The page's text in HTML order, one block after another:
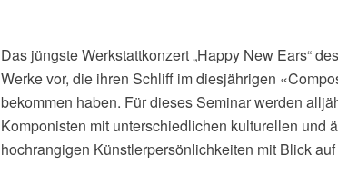
Das jüngste Werkstattkonzert „Happy New Ears“
Werke vor, die ihren Schliff im diesjährigen
bekommen haben. Für dieses Seminar werden
Komponisten mit unterschiedlichen kulturellen und
hochrangigen Künstlerpersönlichkeiten mit Blick